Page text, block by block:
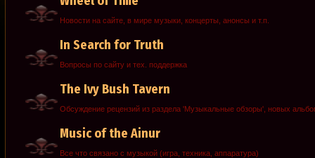
Новости на сайте, в мире музыки, концерты, анонсы и т.п.
In Search for Truth
Вопросы по сайту и тех. поддержка
The Ivy Bush Tavern
Обсуждение рецензий из раздела 'Музыкальные обзоры', новых
Music of the Ainur
Все что связано с музыкой (игра, техника, аппаратура)